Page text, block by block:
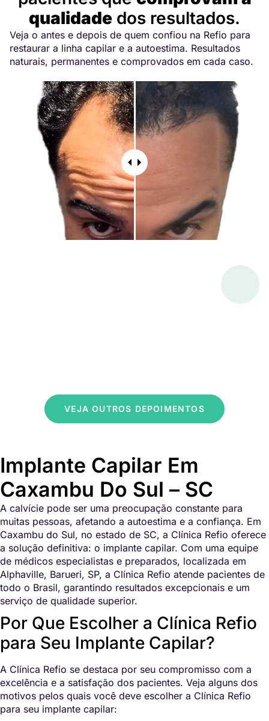
qualidade dos resultados.
Veja o antes e depois de quem confiou na Refio para
restaurar a linha capilar e a autoestima. Resultados
naturais, permanentes e comprovados em cada caso.
VEJA OUTROS DEPOIMENTOS
Implante Capilar Em
Caxambu Do Sul – SC
A calvície pode ser uma preocupação constante para
muitas pessoas, afetando a autoestima e a confiança. Em
Caxambu do Sul, no estado de SC, a Clínica Refio oferece
a solução definitiva: o implante capilar. Com uma equipe
de médicos especialistas e preparados, localizada em
Alphaville, Barueri, SP, a Clínica Refio atende pacientes de
todo o Brasil, garantindo resultados excepcionais e um
serviço de qualidade superior.
Por Que Escolher a Clínica Refio
para Seu Implante Capilar?
A Clínica Refio se destaca por seu compromisso com a
excelência e a satisfação dos pacientes. Veja alguns dos
motivos pelos quais você deve escolher a Clínica Refio
para seu implante capilar: